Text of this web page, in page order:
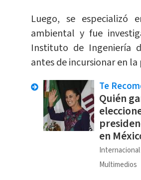
Luego, se especializó
ambiental y fue
Instituto de Ingeniería
antes de incursionar en
Te
Quién
en
Internacional
Multimedios